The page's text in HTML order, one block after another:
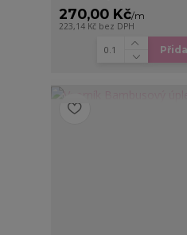
270,00 Kč/m
223,14 Kč bez DPH